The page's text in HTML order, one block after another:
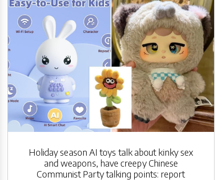
Holiday season AI toys talk about kinky sex
and weapons, have creepy Chinese
Communist Party talking points: report